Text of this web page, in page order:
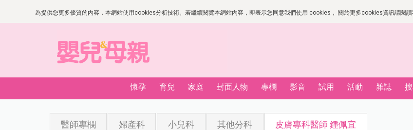
為提供您更多優質的內容，本網站使用cookies分析技術。若繼續閱覽本網站內容，即表示您同意我們使用 cookies， 關於更多cookies資訊請閱讀
懷孕 育兒 家庭 封面人物 專欄 影音 試用 活動 雜誌
醫師專欄 婦產科 小兒科 其他分科 皮膚專科醫師 鍾佩宜